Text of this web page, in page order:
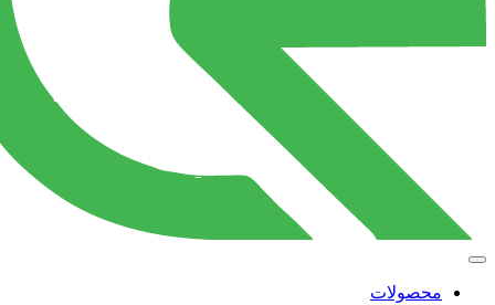
محصولات